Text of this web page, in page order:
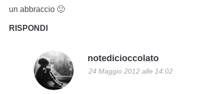
un abbraccio 🙂
RISPONDI
notedicioccolato
24 Maggio 2012 alle 14:02